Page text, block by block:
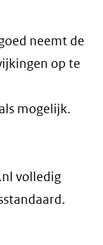
neemt de
op te
mogelijk.
volledig